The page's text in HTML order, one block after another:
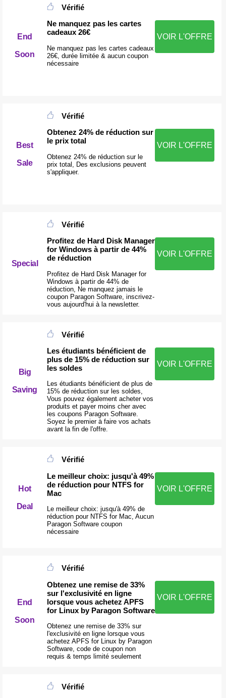
End
Soon
Vérifié
Ne manquez pas les cartes
cadeaux 26€
Ne manquez pas les cartes cadeaux
26€, durée limitée & aucun coupon
nécessaire
VOIR L'OFFRE
Best
Sale
Vérifié
Obtenez 24% de réduction sur
le prix total
Obtenez 24% de réduction sur le
prix total, Des exclusions peuvent
s'appliquer.
VOIR L'OFFRE
Special
Vérifié
Profitez de Hard Disk Manager
for Windows à partir de 44%
de réduction
Profitez de Hard Disk Manager for
Windows à partir de 44% de
réduction, Ne manquez jamais le
coupon Paragon Software, inscrivez-
vous aujourd'hui à la newsletter.
VOIR L'OFFRE
Big
Saving
Vérifié
Les étudiants bénéficient de
plus de 15% de réduction sur
les soldes
Les étudiants bénéficient de plus de
15% de réduction sur les soldes,
Vous pouvez également acheter vos
produits et payer moins cher avec
les coupons Paragon Software.
Soyez le premier à faire vos achats
avant la fin de l'offre.
VOIR L'OFFRE
Hot
Deal
Vérifié
Le meilleur choix: jusqu'à 49%
de réduction pour NTFS for
Mac
Le meilleur choix: jusqu'à 49% de
réduction pour NTFS for Mac, Aucun
Paragon Software coupon
nécessaire
VOIR L'OFFRE
End
Soon
Vérifié
Obtenez une remise de 33%
sur l'exclusivité en ligne
lorsque vous achetez APFS
for Linux by Paragon Software
Obtenez une remise de 33% sur
l'exclusivité en ligne lorsque vous
achetez APFS for Linux by Paragon
Software, code de coupon non
requis & temps limité seulement
VOIR L'OFFRE
Vérifié